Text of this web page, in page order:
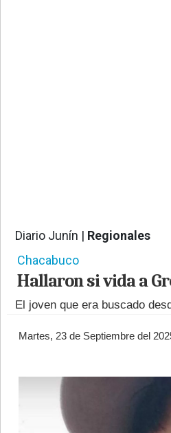
©2007/2026
Diario Junín | Regionales
Chacabuco
Hallaron si vida a
El joven que era buscado
Martes, 23 de Septiembre del